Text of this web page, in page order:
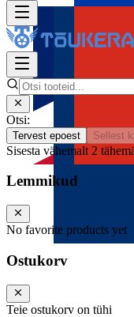
Otsi:
Tervest epoest Sellest
Sisesta vähemalt 2
Lemmikud
No favorite products yet
Ostukorv
Teie ostukorv on tühi